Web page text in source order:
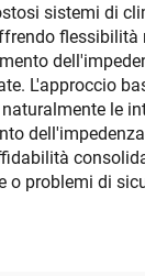
sistemi di
L'approccio
le
o problemi di